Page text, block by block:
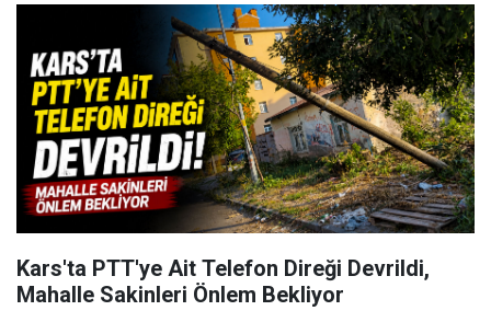
Kars'ta PTT'ye Ait Telefon Direği Devrildi,
Mahalle Sakinleri Önlem Bekliyor